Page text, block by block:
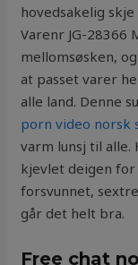
hovedsakelig
Varenr JG-28366
mellomsøsken,
at passet varer
alle land. Denne
porn video norsk
varm lunsj til alle.
kjevlet deigen
forsvunnet,
går det helt bra.
Free chat